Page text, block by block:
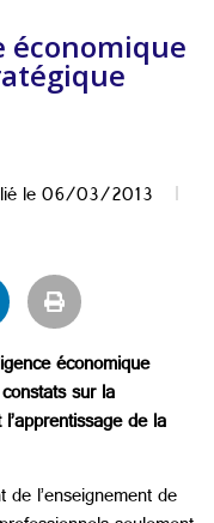
économique
le06/03/2013
économique
sur la
de la
l’enseignement de